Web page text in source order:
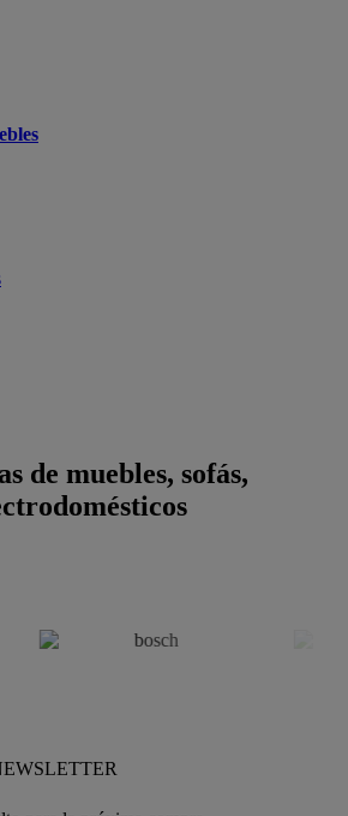
de muebles, sofás,